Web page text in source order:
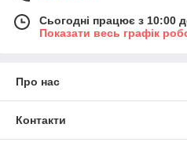
Сьогодні працює з 10:00
Показати весь графік
Про нас
Контакти